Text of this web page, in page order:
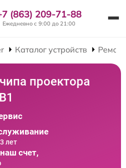
(863) 209-71-88
Ежедневно с 9:00 до 21:00
Каталог устройств
проектора
лет
счет,